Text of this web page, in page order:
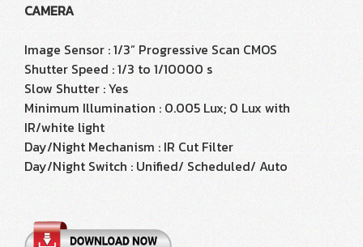
CAMERA
Image Sensor : 1/3” Progressive Scan CMOS
Shutter Speed : 1/3 to 1/10000 s
Slow Shutter : Yes
Minimum Illumination : 0.005 Lux; 0 Lux with
IR/white light
Day/Night Mechanism : IR Cut Filter
Day/Night Switch : Unified/ Scheduled/ Auto